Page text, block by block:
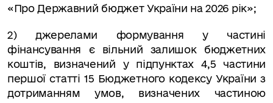
«Про Державний бюджет України на 2026 рік»;
2) джерелами формування у частині
фінансування є вільний залишок бюджетних
коштів, визначений у підпунктах 4,5 частини
першої статті 15 Бюджетного кодексу України з
дотриманням умов, визначених частиною